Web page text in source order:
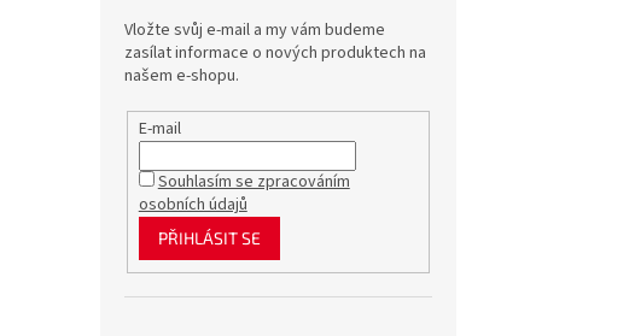
Vložte svůj e-mail a my vám budeme
zasílat informace o nových produktech na
našem e-shopu.
E-mail
Souhlasím se zpracováním
osobních údajů
PŘIHLÁSIT SE